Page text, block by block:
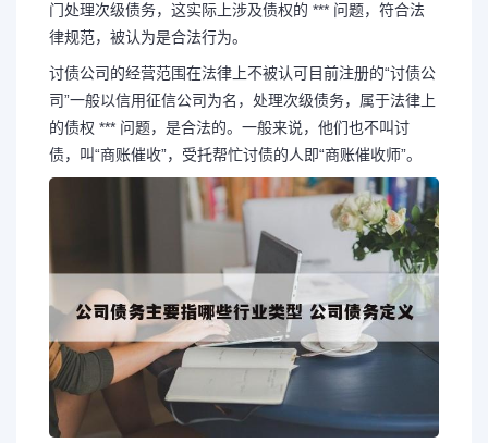
门处理次级债务，这实际上涉及债权的 *** 问题，符合法
律规范，被认为是合法行为。
讨债公司的经营范围在法律上不被认可目前注册的“讨债公
司”一般以信用征信公司为名，处理次级债务，属于法律上
的债权 *** 问题，是合法的。一般来说，他们也不叫讨
债，叫“商账催收”，受托帮忙讨债的人即“商账催收师”。